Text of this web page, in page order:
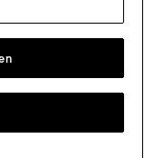
Tissot Copyrights 2026